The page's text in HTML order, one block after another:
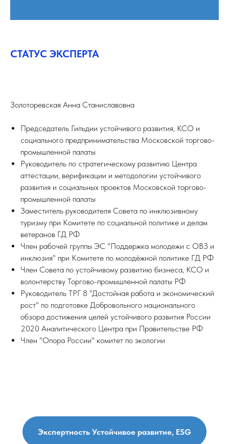
СТАТУС ЭКСПЕРТА
Золоторевская Анна Станиславовна
Председатель Гильдии устойчивого развития, КСО и
социального предпринимательства Московской торгово-
промышленной палаты
Руководитель по стратегическому развитию Центра
аттестации, верификации и методологии устойчивого
развития и социальных проектов Московской торгово-
промышленной палаты
Заместитель руководителя Совета по инклюзивному
туризму при Комитете по социальной политике и делам
ветеранов ГД РФ
Член рабочей группы ЭС "Поддержка молодежи с ОВЗ и
инклюзия" при Комитете по молодёжной политике ГД РФ
Член Совета по устойчивому развитию бизнеса, КСО и
волонтерству Торгово-промышленной палаты РФ
Руководитель ТРГ 8 "Достойная работа и экономический
рост" по подготовке Добровольного национального
обзора достижения целей устойчивого развития России
2020 Аналитического Центра при Правительстве РФ
Член "Опора России" комитет по экологии
Экспертность Устойчивое развитие, ESG